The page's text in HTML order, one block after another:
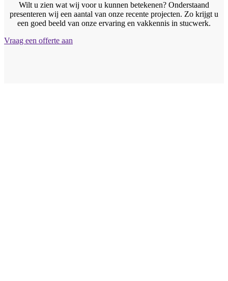
Wilt u zien wat wij voor u kunnen betekenen? Onderstaand
presenteren wij een aantal van onze recente projecten. Zo krijgt u
een goed beeld van onze ervaring en vakkennis in stucwerk.
Vraag een offerte aan